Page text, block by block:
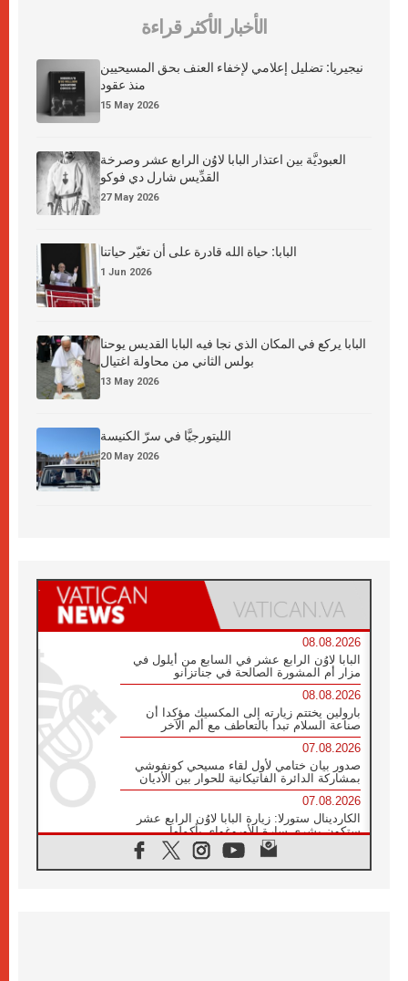
الأخبار الأكثر قراءة
نيجيريا: تضليل إعلامي لإخفاء العنف بحق المسيحيين
منذ عقود
15 May 2026
العبوديَّة بين اعتذار البابا لاوُن الرابع عشر وصرخة
القدِّيس شارل دي فوكو
27 May 2026
البابا: حياة الله قادرة على أن تغيّر حياتنا
1 Jun 2026
البابا يركع في المكان الذي نجا فيه البابا القديس يوحنا
بولس الثاني من محاولة اغتيال
13 May 2026
الليتورجيَّا في سرّ الكنيسة
20 May 2026
08.08.2026
البابا لاوُن الرابع عشر في السابع من أيلول في
مزار أم المشورة الصالحة في جناتزانو
08.08.2026
بارولين يختتم زيارته إلى المكسيك مؤكدا أن
صناعة السلام تبدأ بالتعاطف مع ألم الآخر
07.08.2026
صدور بيان ختامي لأول لقاء مسيحي كونفوشي
بمشاركة الدائرة الفاتيكانية للحوار بين الأديان
07.08.2026
الكاردينال ستورلا: زيارة البابا لاوُن الرابع عشر
ستكون بشرى سارة للأوروغواي بأكملها
الفاتيكان يعلن برنامج الزيارة الرسولية للبابا لاوُن